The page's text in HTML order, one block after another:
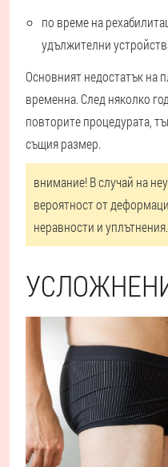
по време на
удължителни
Основният недостатък на
временна. След няколко
повторите процедурата,
същия размер.
внимание! В случай на
вероятност от
неравности и уплътнения.